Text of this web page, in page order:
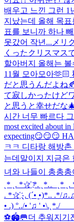
배우고 느낀 그런 1
지났는데 올해 목
표를 보니까 하나
못갔어 작년... メリ
くったクリスマス
할아버지 올해는
11월 모아모아🫶🏻
だと思うんだよね
て寂しかったけど
と思うと幸せだな
시간 너무 빠르다 그
most excited about in
expecting😏😏😏
ㅋㅋ 디타랑 해방
는데말이지 지금은
녀와 나들이 총총총
˛* ˛. *☆҉ *. ˛*.。˛*
. *☆҉ ˛. (´• ̮•)*.. .*/
• .) °../• '♫ ' •\.˛*./
⚽️🏟️🥅더 추워지기